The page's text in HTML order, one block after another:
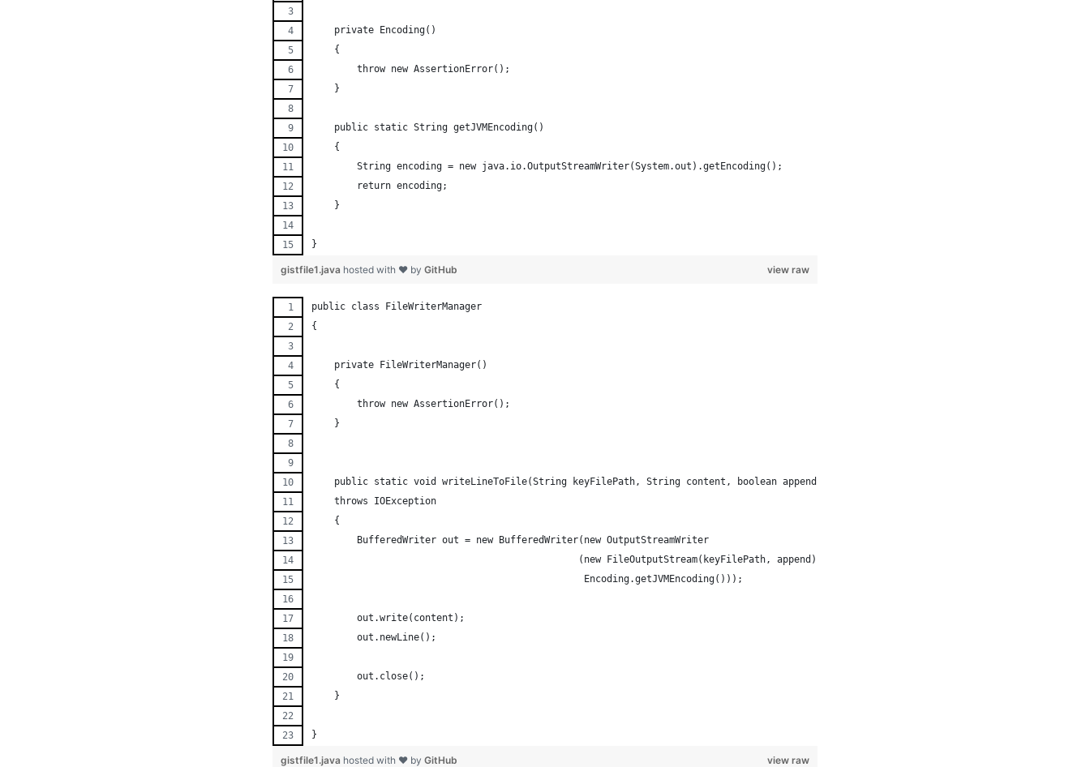
    private Encoding()
    {
	throw new AssertionError();
    }
    public static String getJVMEncoding()
    {
	String encoding = new java.io.OutputStreamWriter(System.out).getEncoding();
	return encoding;
    }
}
view raw
gistfile1.java hosted with ❤ by GitHub
public class FileWriterManager
{
    private FileWriterManager()
    {
        throw new AssertionError();
    }
    public static void writeLineToFile(String keyFilePath, String content, boolean append)
    throws IOException
    {
	BufferedWriter out = new BufferedWriter(new OutputStreamWriter
                                               (new FileOutputStream(keyFilePath, append),
                                                Encoding.getJVMEncoding()));
	out.write(content);
	out.newLine();
	out.close();
    }
}
view raw
gistfile1.java hosted with ❤ by GitHub